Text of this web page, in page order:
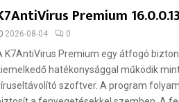
Premium
2026-08-04 0
K7AntiVirus Premium egy átfogó
hatékonysággal működik
szoftver. A program